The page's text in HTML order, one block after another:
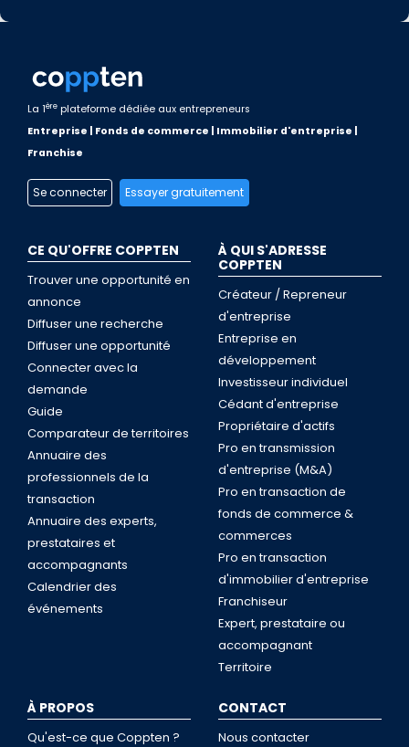
La 1ère plateforme dédiée aux entrepreneurs
Entreprise | Fonds de commerce | Immobilier d'entreprise |
Franchise
Se connecter Essayer gratuitement
CE QU'OFFRE COPPTEN
Trouver une opportunité en
annonce
Diffuser une recherche
Diffuser une opportunité
Connecter avec la
demande
Guide
Comparateur de territoires
Annuaire des
professionnels de la
transaction
Annuaire des experts,
prestataires et
accompagnants
Calendrier des
événements
À QUI S'ADRESSE
COPPTEN
Créateur / Repreneur
d'entreprise
Entreprise en
développement
Investisseur individuel
Cédant d'entreprise
Propriétaire d'actifs
Pro en transmission
d'entreprise (M&A)
Pro en transaction de
fonds de commerce &
commerces
Pro en transaction
d'immobilier d'entreprise
Franchiseur
Expert, prestataire ou
accompagnant
Territoire
À PROPOS
Qu'est-ce que Coppten ?
CONTACT
Nous contacter